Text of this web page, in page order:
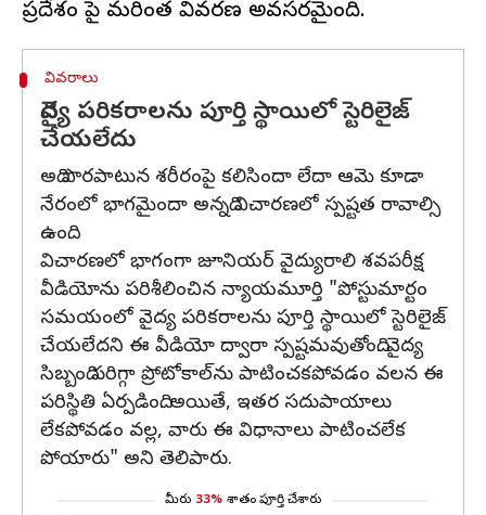
వివరాలు
వైద్య పరికరాలను పూర్తి స్థాయిలో స్టెరిలైజ్
చేయలేదు
అది పొరపాటున శరీరంపై కలిసిందా లేదా ఆమె కూడా
నేరంలో భాగమైందా అన్నది విచారణలో స్పష్టత రావాల్సి
ఉంది.
విచారణలో భాగంగా జూనియర్ వైద్యురాలి శవపరీక్ష
వీడియోను పరిశీలించిన న్యాయమూర్తి "పోస్టుమార్టం
సమయంలో వైద్య పరికరాలను పూర్తి స్థాయిలో స్టెరిలైజ్
చేయలేదని ఈ వీడియో ద్వారా స్పష్టమవుతోంది. వైద్య
సిబ్బంది సరిగ్గా ప్రోటోకాల్‌ను పాటించకపోవడం వలన ఈ
పరిస్థితి ఏర్పడింది. అయితే, ఇతర సదుపాయాలు
లేకపోవడం వల్ల, వారు ఈ విధానాలు పాటించలేక
పోయారు" అని తెలిపారు.
మీరు 33% శాతం పూర్తి చేశారు